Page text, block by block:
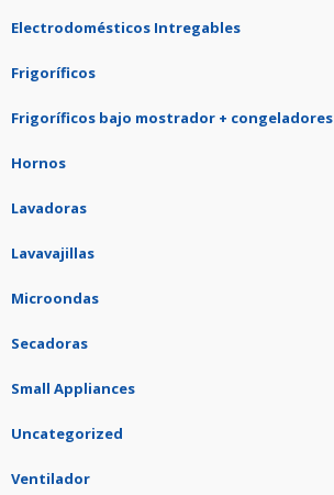
Electrodomésticos Intregables
Frigoríficos
Frigoríficos bajo mostrador + congeladores
Hornos
Lavadoras
Lavavajillas
Microondas
Secadoras
Small Appliances
Uncategorized
Ventilador